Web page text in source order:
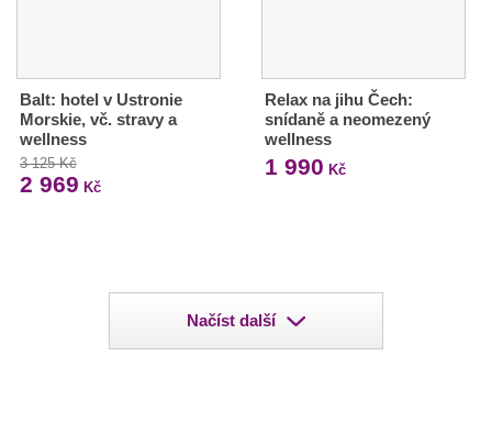
Balt: hotel v Ustronie
Morskie, vč. stravy a
wellness
3 125 Kč
2 969 Kč
Relax na jihu Čech:
snídaně a neomezený
wellness
1 990 Kč
Načíst další